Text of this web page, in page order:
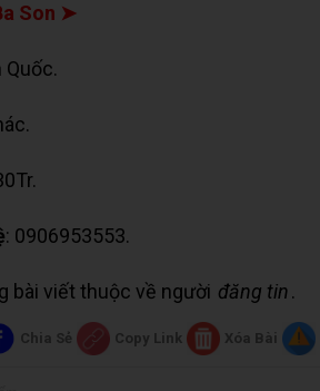
Son ➤
Quốc.
: 0906953553.
bài viết thuộc về người đăng tin.
Chia Sẻ Copy Link Xóa Bài